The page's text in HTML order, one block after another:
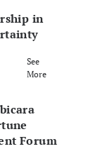
in
See
More
Forum